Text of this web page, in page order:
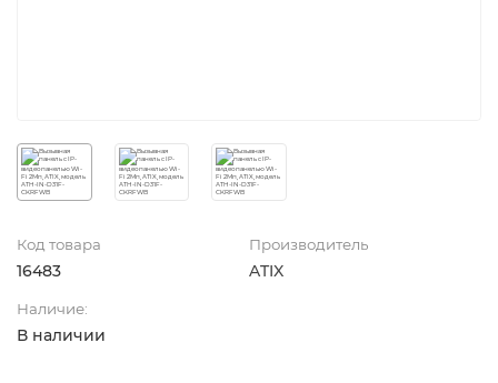
Код товара
16483
Производитель
ATIX
Наличие:
В наличии